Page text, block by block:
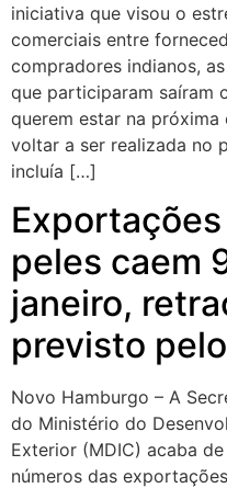
iniciativa que visou o
comerciais entre
compradores indianos,
que participaram saíram
querem estar na
voltar a ser realizada no
incluía […]
peles caem
janeiro,
previsto
Novo Hamburgo – A
do Ministério do
Exterior (MDIC) acaba
números das